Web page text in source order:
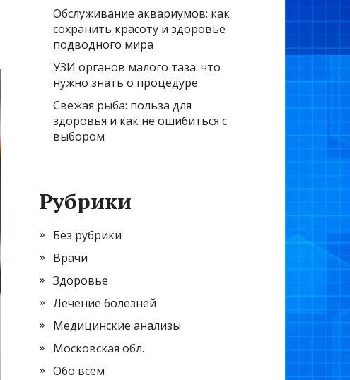
Обслуживание аквариумов: как
сохранить красоту и здоровье
подводного мира
УЗИ органов малого таза: что
нужно знать о процедуре
Свежая рыба: польза для
здоровья и как не ошибиться с
выбором
Рубрики
Без рубрики
Врачи
Здоровье
Лечение болезней
Медицинские анализы
Московская обл.
Обо всем